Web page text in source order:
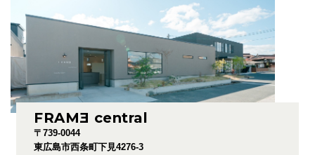
FRAME central
〒739-0044
東広島市西条町下見4276-3